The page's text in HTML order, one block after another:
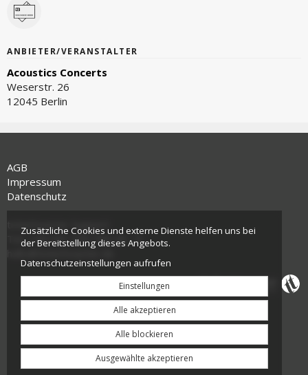
ANBIETER/VERANSTALTER
Acoustics Concerts
Weserstr. 26
12045 Berlin
AGB
Impressum
Datenschutz
tickettoaster Support
Tel.: +49 561 350 296 28 - 0
hallo@tickettoaster.de
Zusätzliche Cookies und externe Dienste helfen uns bei
der Bereitstellung dieses Angebots.
Datenschutzeinstellungen aufrufen
Einstellungen
Alle akzeptieren
Alle blockieren
Ausgewählte akzeptieren